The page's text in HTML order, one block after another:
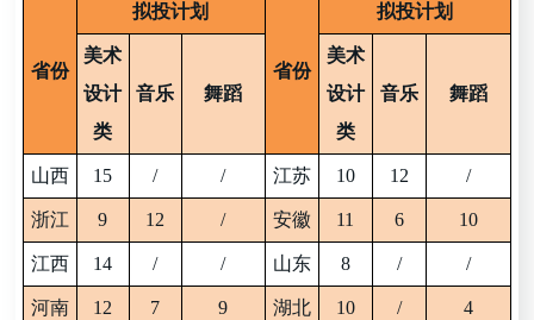
省份
拟投计划
省份
拟投计划
美术
设计
类
音乐 舞蹈
美术
设计
类
音乐 舞蹈
山西 15 / / 江苏 10 1 2 /
浙江 9 1 2 / 安徽 11 6 10
江西 14 / / 山东 8 / /
河南 12 7 9 湖北 10 / 4